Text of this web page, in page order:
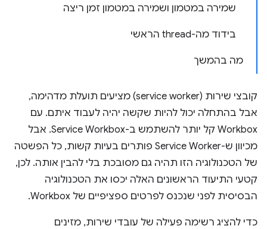
שמירה במטמון ושמירה במטמון זמן ריצה
בידוד מה-thread הראשי
מה בהמשך
קובצי שירות (service worker) מציעים תועלת מדהימה,
אבל בהתחלה יכול להיות שקשה יהיה לעבוד איתם. עם
Workbox קל יותר להשתמש ב-Service Workbox. אבל
מכיוון ש-Service Worker פותרים בעיות קשות, כל הפשטה
של הטכנולוגיה הזו תהיה גם מסובכת בלי להבין אותה. לכן,
קטעי התיעוד הראשונים האלה יכסו את הטכנולוגיה
הבסיסית לפני שנכנס לפרטים ספציפיים של Workbox.
כדי להציג רשימה פעילה של עובדי שירות, מזינים